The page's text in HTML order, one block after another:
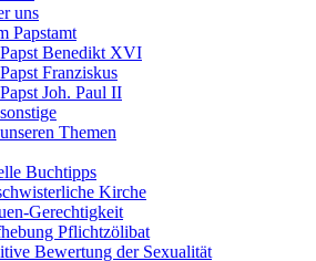
uns
Papstamt
Benedikt XVI
Franziskus
Joh. Paul II
Themen
Buchtipps
Kirche
Gerechtigkeit
Pflichtzölibat
Bewertung der Sexualität